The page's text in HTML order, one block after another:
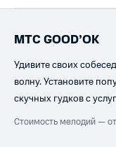
МТС GOOD’OK
Удивите своих
волну. Установите
скучных гудков с
Стоимость мелодий —